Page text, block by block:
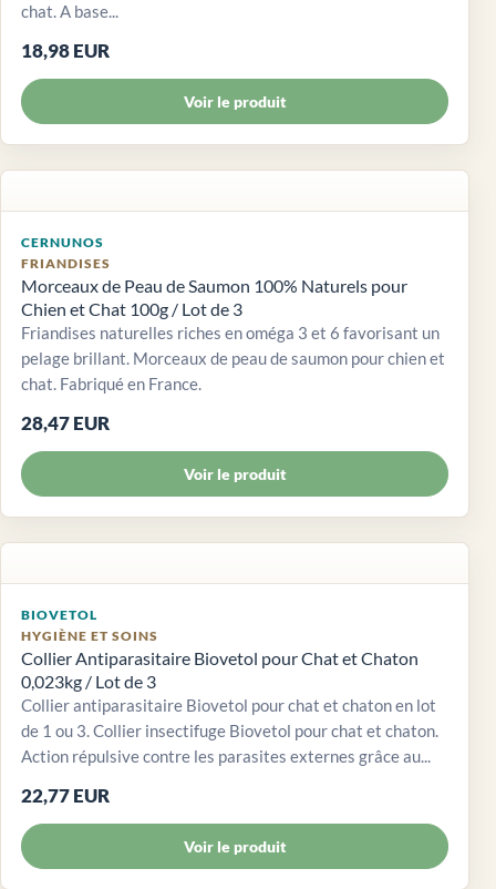
chat. A base...
18,98 EUR
Voir le produit
CERNUNOS
FRIANDISES
Morceaux de Peau de Saumon 100% Naturels pour
Chien et Chat 100g / Lot de 3
Friandises naturelles riches en oméga 3 et 6 favorisant un
pelage brillant. Morceaux de peau de saumon pour chien et
chat. Fabriqué en France.
28,47 EUR
Voir le produit
BIOVETOL
HYGIÈNE ET SOINS
Collier Antiparasitaire Biovetol pour Chat et Chaton
0,023kg / Lot de 3
Collier antiparasitaire Biovetol pour chat et chaton en lot
de 1 ou 3. Collier insectifuge Biovetol pour chat et chaton.
Action répulsive contre les parasites externes grâce au...
22,77 EUR
Voir le produit